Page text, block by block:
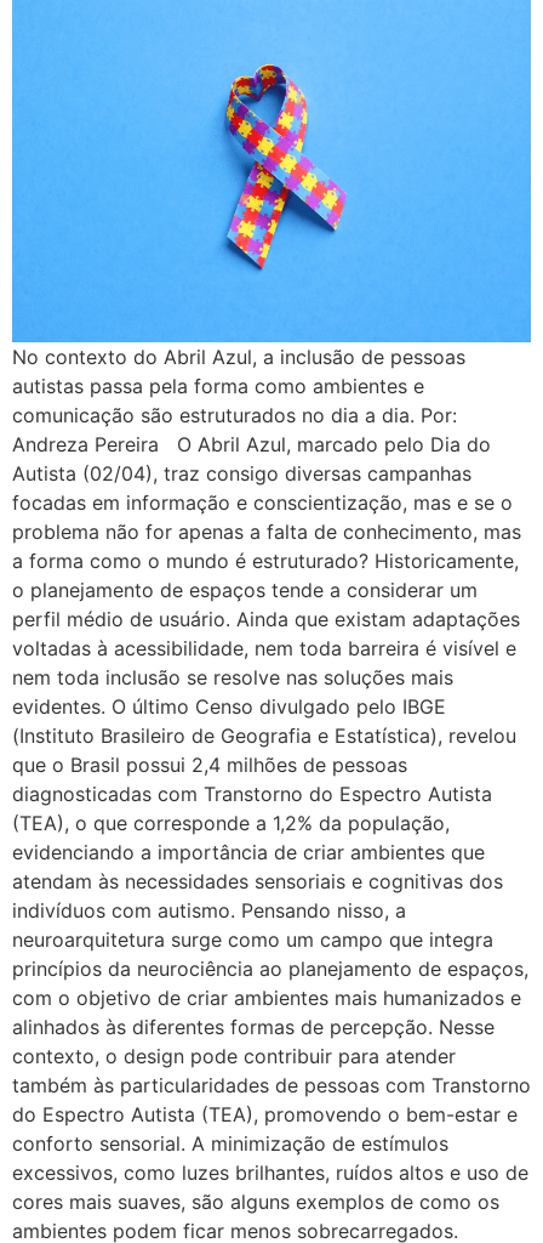
No contexto do Abril Azul, a inclusão de pessoas
autistas passa pela forma como ambientes e
comunicação são estruturados no dia a dia. Por:
Andreza Pereira O Abril Azul, marcado pelo Dia do
Autista (02/04), traz consigo diversas campanhas
focadas em informação e conscientização, mas e se o
problema não for apenas a falta de conhecimento, mas
a forma como o mundo é estruturado? Historicamente,
o planejamento de espaços tende a considerar um
perfil médio de usuário. Ainda que existam adaptações
voltadas à acessibilidade, nem toda barreira é visível e
nem toda inclusão se resolve nas soluções mais
evidentes. O último Censo divulgado pelo IBGE
(Instituto Brasileiro de Geografia e Estatística), revelou
que o Brasil possui 2,4 milhões de pessoas
diagnosticadas com Transtorno do Espectro Autista
(TEA), o que corresponde a 1,2% da população,
evidenciando a importância de criar ambientes que
atendam às necessidades sensoriais e cognitivas dos
indivíduos com autismo. Pensando nisso, a
neuroarquitetura surge como um campo que integra
princípios da neurociência ao planejamento de espaços,
com o objetivo de criar ambientes mais humanizados e
alinhados às diferentes formas de percepção. Nesse
contexto, o design pode contribuir para atender
também às particularidades de pessoas com Transtorno
do Espectro Autista (TEA), promovendo o bem-estar e
conforto sensorial. A minimização de estímulos
excessivos, como luzes brilhantes, ruídos altos e uso de
cores mais suaves, são alguns exemplos de como os
ambientes podem ficar menos sobrecarregados.